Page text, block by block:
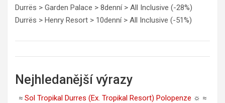
Durrës > Garden Palace > 8denní > All Inclusive (-28%)
Durrës > Henry Resort > 10denní > All Inclusive (-51%)
Nejhledanější výrazy
≈ Sol Tropikal Durres (Ex. Tropikal Resort) Polopenze ☼ ≈